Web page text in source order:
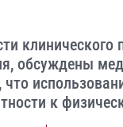
обсуждены
к